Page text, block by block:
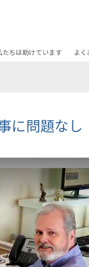
たちは助けています
リミノン
実を知ってください：薬物
ナイテッド･フォー･ヒュー
市民の人権擁護の会
イエントロジー･ボランティア
ター
よ
サイ
一般向け講演
初級のサ
に問題なし